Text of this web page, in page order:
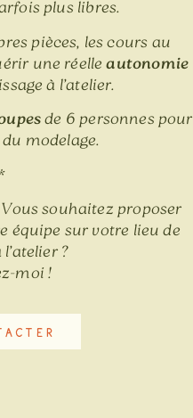
plus libres.
pièces, les cours au
une réelleautonomie
à l’atelier.
de 6 personnes pour
modelage.
souhaitez proposer
équipe sur votre lieu de
?
moi !